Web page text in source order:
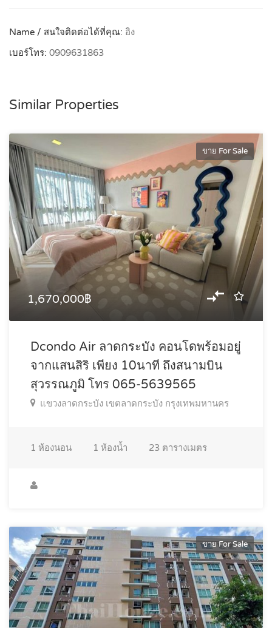
Name / สนใจติดต่อได้ที่คุณ: อิง
เบอร์โทร: 0909631863
Similar Properties
ขาย For Sale
1,670,000฿
Dcondo Air ลาดกระบัง คอนโดพร้อมอยู่
จากแสนสิริ เพียง 10นาที ถึงสนามบิน
สุวรรณภูมิ โทร 065-5639565
แขวงลาดกระบัง เขตลาดกระบัง กรุงเทพมหานคร
1 ห้องนอน 1 ห้องน้ำ 23 ตารางเมตร
ขาย For Sale